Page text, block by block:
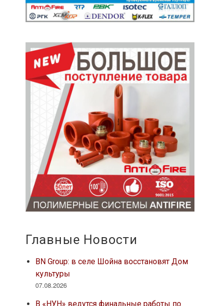
Главные Новости
BN Group: в селе Шойна восстановят Дом
культуры
07.08.2026
В «НУН» ведутся финальные работы по